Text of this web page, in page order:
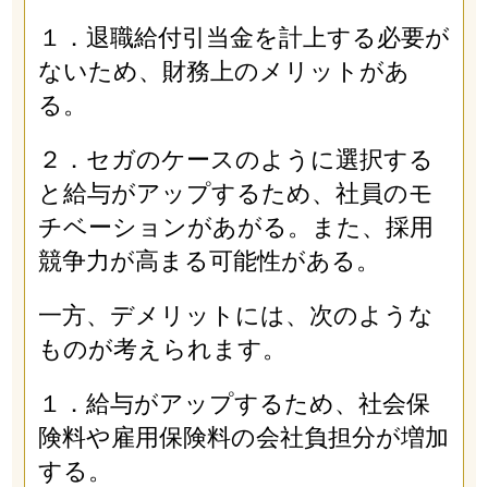
１．退職給付引当金を計上する必要が
ないため、財務上のメリットがあ
る。
２．セガのケースのように選択する
と給与がアップするため、社員のモ
チベーションがあがる。また、採用
競争力が高まる可能性がある。
一方、デメリットには、次のような
ものが考えられます。
１．給与がアップするため、社会保
険料や雇用保険料の会社負担分が増加
する。